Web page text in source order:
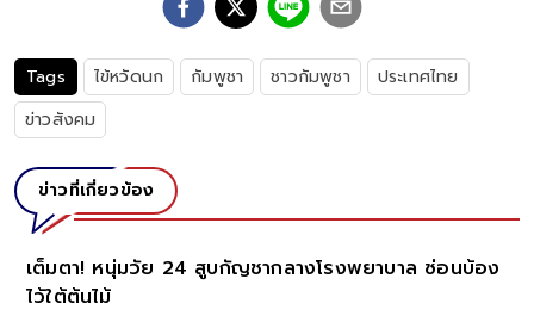
Tags ไข้หวัดนก กัมพูชา ชาวกัมพูชา
ประเทศไทย
ข่าวสังคม
ข่าวที่เกี่ยวข้อง
เต็มตา! หนุ่มวัย 24 สูบกัญชากลางโรงพยาบาล ซ่อนบ้อง
ไว้ใต้ต้นไม้